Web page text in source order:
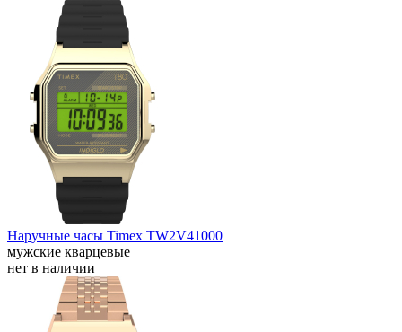
Наручные часы Timex TW2V41000
мужские кварцевые
нет в наличии